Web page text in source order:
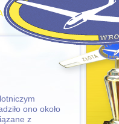
PORT LOTNICZY
ono około
z